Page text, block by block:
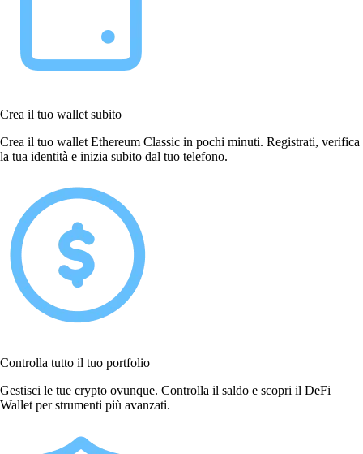
Crea il tuo wallet subito
Crea il tuo wallet Ethereum Classic in pochi minuti. Registrati, verifica
la tua identità e inizia subito dal tuo telefono.
Controlla tutto il tuo portfolio
Gestisci le tue crypto ovunque. Controlla il saldo e scopri il DeFi
Wallet per strumenti più avanzati.